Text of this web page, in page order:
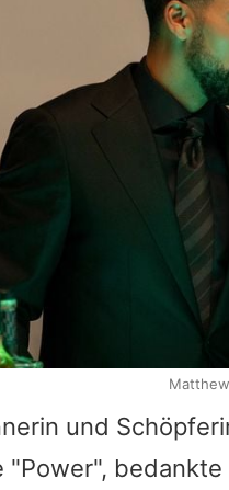
und
"Power", bedankte